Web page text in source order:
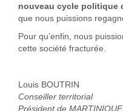
nouveau cycle politique
que nous puissions
Pour qu’enfin, nous
cette société fracturée.
Louis BOUTRIN
Conseiller territorial
Président de